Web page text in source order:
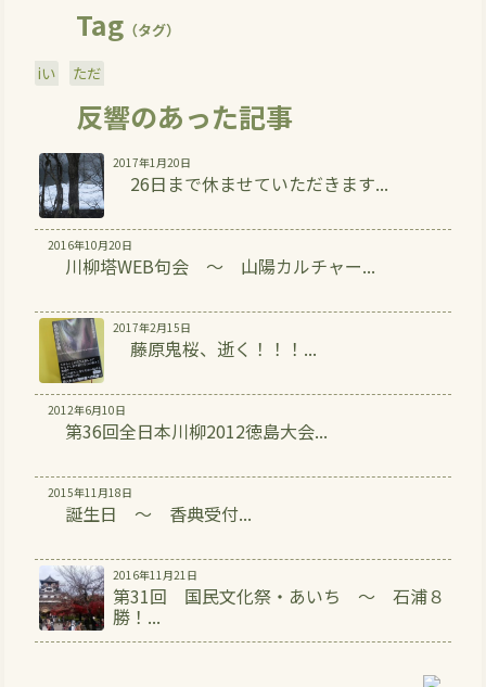
Tag（タグ）
iい ただ
反響のあった記事
2017年1月20日
26日まで休ませていただきます...
2016年10月20日
川柳塔WEB句会 ～ 山陽カルチャー...
2017年2月15日
藤原鬼桜、逝く！！！...
2012年6月10日
第36回全日本川柳2012徳島大会...
2015年11月18日
誕生日 ～ 香典受付...
2016年11月21日
第31回 国民文化祭・あいち ～ 石浦８
勝！...